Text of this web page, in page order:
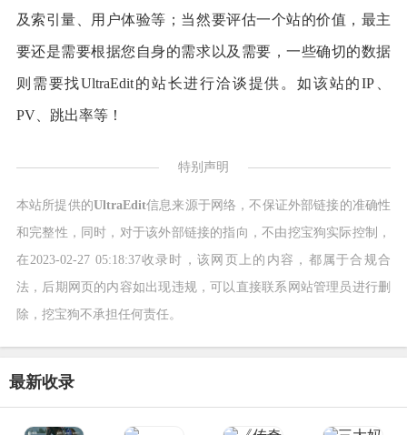
及索引量、用户体验等；当然要评估一个站的价值，最主
要还是需要根据您自身的需求以及需要，一些确切的数据
则需要找UltraEdit的站长进行洽谈提供。如该站的IP、
PV、跳出率等！
特别声明
本站所提供的UltraEdit信息来源于网络，不保证外部链接的准确性
和完整性，同时，对于该外部链接的指向，不由挖宝狗实际控制，
在2023-02-27 05:18:37收录时，该网页上的内容，都属于合规合
法，后期网页的内容如出现违规，可以直接联系网站管理员进行删
除，挖宝狗不承担任何责任。
最新收录